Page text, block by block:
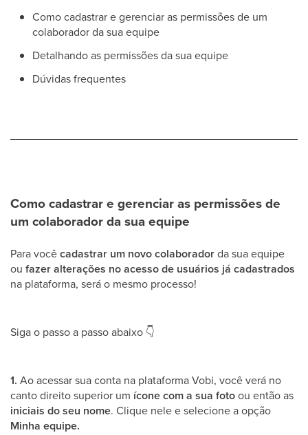
Como cadastrar e gerenciar as permissões de um
colaborador da sua equipe
Detalhando as permissões da sua equipe
Dúvidas frequentes
Como cadastrar e gerenciar as permissões de
um colaborador da sua equipe
Para vocêcadastrar um novo colaboradorda sua equipe
ou fazer alterações no acesso de usuários já cadastrados
na plataforma, será o mesmo processo!
Siga o passo a passo abaixo 👇
1. Ao acessar sua conta na plataforma Vobi, você verá no
canto direito superior um ícone com a sua fotoou então as
iniciais do seu nome. Clique nele e selecione a opção
Minha equipe.